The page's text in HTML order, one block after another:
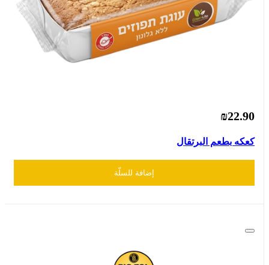
₪22.90
كعكه بطعم البرتقال
إضافة للسلّة